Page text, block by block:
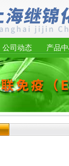
公司动态 产品